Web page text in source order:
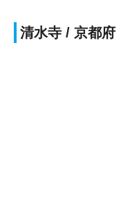
清水寺 / 京都府